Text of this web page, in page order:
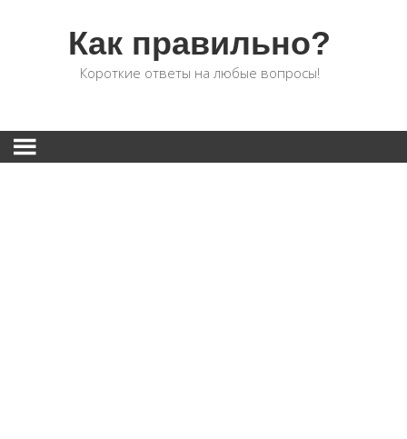
Как правильно?
Короткие ответы на любые вопросы!